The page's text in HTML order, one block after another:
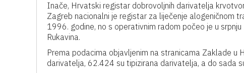
Inače, Hrvatski registar dobrovoljnih darivatelja
Zagreb nacionalni je registar za liječenje alogeničnom
1996. godine, no s operativnim radom počeo je u
Rukavina.
Prema podacima objavljenim na stranicama Zaklade
darivatelja, 62.424 su tipizirana darivatelja, a do sada